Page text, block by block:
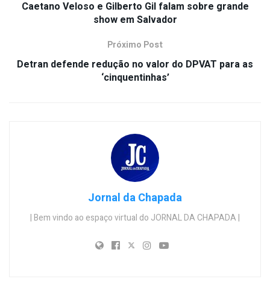
Caetano Veloso e Gilberto Gil falam sobre grande
show em Salvador
Próximo Post
Detran defende redução no valor do DPVAT para as
‘cinquentinhas’
Jornal da Chapada
| Bem vindo ao espaço virtual do JORNAL DA CHAPADA |